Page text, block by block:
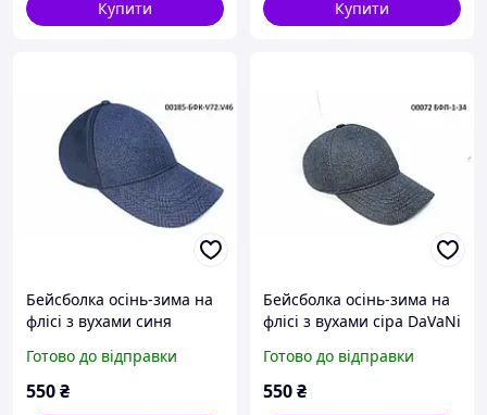
Купити Купити
Бейсболка осінь-зима на
флісі з вухами синя
Готово до відправки
550₴
Бейсболка осінь-зима на
флісі з вухами сіра DaVaNi
Готово до відправки
550₴